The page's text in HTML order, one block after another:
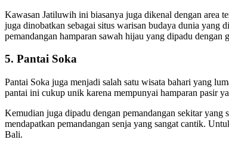
Kawasan Jatiluwih ini biasanya juga dikenal dengan area
juga dinobatkan sebagai situs warisan budaya dunia
pemandangan hamparan sawah hijau yang dipadu dengan
5. Pantai Soka
Pantai Soka juga menjadi salah satu wisata bahari yang
pantai ini cukup unik karena mempunyai hamparan pasir
Kemudian juga dipadu dengan pemandangan sekitar
mendapatkan pemandangan senja yang sangat cantik.
Bali.